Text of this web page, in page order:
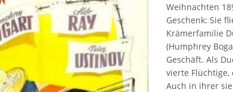
Weihnachten
Geschenk: Sie
Krämerfamilie
(Humphrey
Geschäft. Als
vierte
Auch in ihrer